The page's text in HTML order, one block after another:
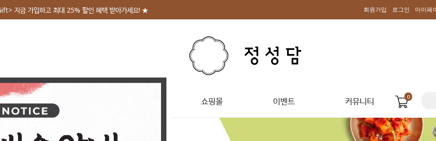
지금 가입하고 최대 25% 할인 혜택 받아가세요! ★ 회원가입 로그인 마이페
리 쇼핑몰 이벤트 커뮤니티 0